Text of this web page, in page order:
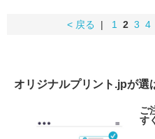
< 戻る | 1 2 3 4
オリジナルプリント.jpが選
ご
す